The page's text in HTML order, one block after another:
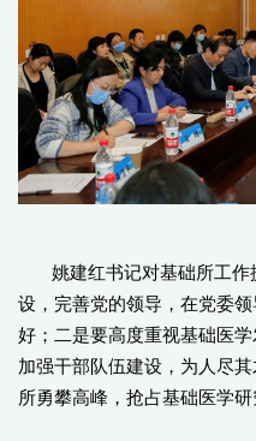
姚建红书记对基础所工
设，完善党的领导，在党委
好；二是要高度重视基础医
加强干部队伍建设，为人尽
所勇攀高峰，抢占基础医学